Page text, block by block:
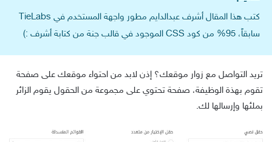
كتب هذا المقال أشرف عبدالدايم مطور واجهة المستخدم في TieLabs
سابقاً، 95% من كود CSS الموجود في قالب جنة من كتابة أشرف :)
تريد التواصل مع زوار موقعك؟ إذن لابد من احتواء موقعك على صفحة
تقوم بهذة الوظيفة، صفحة تحتوي على مجموعة من الحقول يقوم الزائر
بملئها وإرسالها لك.